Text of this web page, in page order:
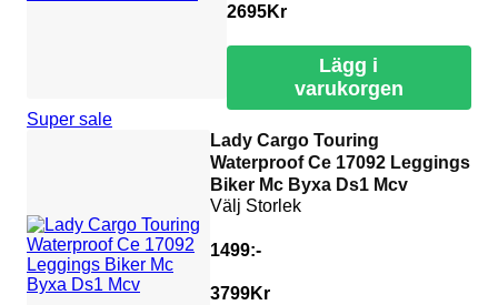
2695Kr
Lägg i
varukorgen
Super sale
Lady Cargo Touring
Waterproof Ce 17092 Leggings
Biker Mc Byxa Ds1 Mcv
Välj Storlek
1499:-
3799Kr